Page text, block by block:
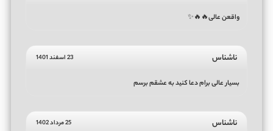
واقعن عالی🔥🔥✨️
ناشناس 23 اسفند 1401
بسیار عالی برام دعا کنید به عشقم برسم
ناشناس 25 مرداد 1402